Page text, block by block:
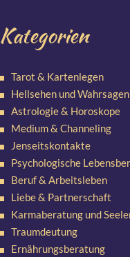
Kategorien
Tarot & Kartenlegen
Hellsehen und Wahrsagen
Astrologie & Horoskope
Medium & Channeling
Jenseitskontakte
Psychologische
Beruf & Arbeitsleben
Liebe & Partnerschaft
Karmaberatung und
Traumdeutung
Ernährungsberatung